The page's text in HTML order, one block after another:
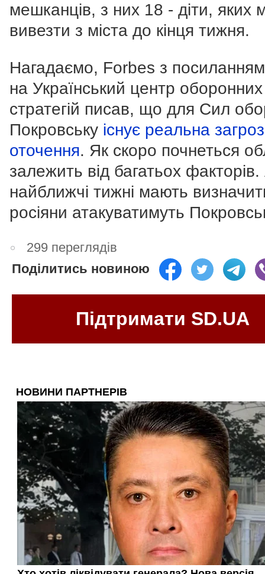
мешканців, з них 18 - діти, яких
вивезти з міста до кінця тижня.
Нагадаємо, Forbes з посиланням
на Український центр оборонних
стратегій писав, що для Сил
Покровську існує реальна
оточення. Як скоро почнеться
залежить від багатьох
найближчі тижні мають
росіяни атакуватимуть
299 переглядів
Поділитись новиною
Підтримати SD.UA